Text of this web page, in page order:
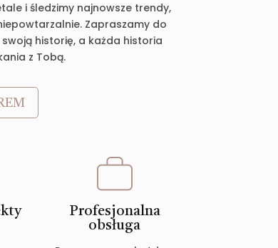
i śledzimy najnowsze trendy,
Zapraszamy do
historię, a każda historia
z Tobą.
Profesjonalna
obsługa